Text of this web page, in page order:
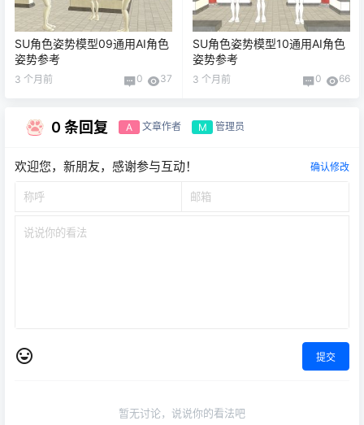
SU角色姿势模型09通用AI角色
姿势参考
3 个月前 0 37
SU角色姿势模型10通用AI角色
姿势参考
3 个月前 0 66
0 条回复 A 文章作者 M 管理员
欢迎您，新朋友，感谢参与互动！ 确认修改
提交
暂无讨论，说说你的看法吧